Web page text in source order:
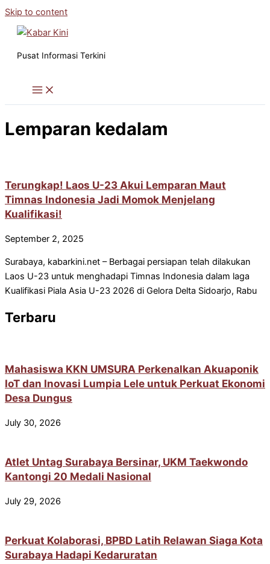
Skip to content
Pusat Informasi Terkini
Lemparan kedalam
Terungkap! Laos U-23 Akui Lemparan Maut
Timnas Indonesia Jadi Momok Menjelang
Kualifikasi!
September 2, 2025
Surabaya, kabarkini.net – Berbagai persiapan telah dilakukan
Laos U-23 untuk menghadapi Timnas Indonesia dalam laga
Kualifikasi Piala Asia U-23 2026 di Gelora Delta Sidoarjo, Rabu
Terbaru
Mahasiswa KKN UMSURA Perkenalkan Akuaponik
IoT dan Inovasi Lumpia Lele untuk Perkuat Ekonomi
Desa Dungus
July 30, 2026
Atlet Untag Surabaya Bersinar, UKM Taekwondo
Kantongi 20 Medali Nasional
July 29, 2026
Perkuat Kolaborasi, BPBD Latih Relawan Siaga Kota
Surabaya Hadapi Kedaruratan